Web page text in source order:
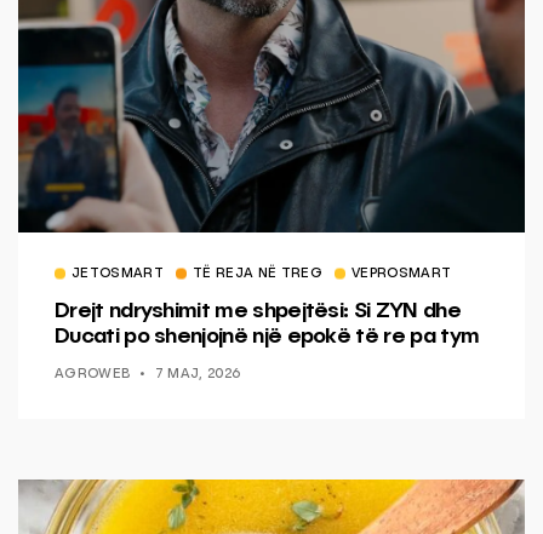
JETOSMART TË REJA NË TREG VEPROSMART
Drejt ndryshimit me shpejtësi: Si ZYN dhe
Ducati po shenjojnë një epokë të re pa tym
AGROWEB 7 MAJ, 2026